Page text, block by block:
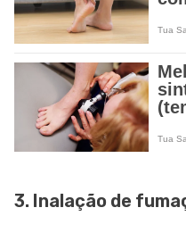
3. Inalação de